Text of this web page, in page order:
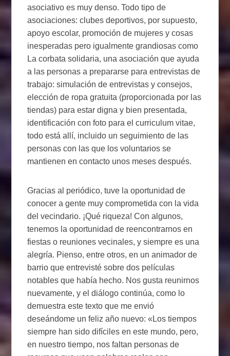
asociativo es muy denso. Todo tipo de
asociaciones: clubes deportivos, por supuesto,
apoyo escolar, promoción de mujeres y cosas
inesperadas pero igualmente grandiosas como
La corbata solidaria, una asociación que ayuda
a las personas a prepararse para entrevistas de
trabajo: simulación de entrevistas y consejos,
elección de ropa gratuita (proporcionada por las
tiendas) para estar digna y bien presentada,
identificación con foto para el curriculum vitae,
todo está allí, incluido un seguimiento de las
personas con las que los voluntarios se
mantienen en contacto unos meses después.
Gracias al periódico, tuve la oportunidad de
conocer a gente muy comprometida con la vida
del vecindario. ¡Qué riqueza! Con algunos,
tenemos la oportunidad de reencontrarnos en
fiestas o reuniones vecinales, y siempre es una
alegría. Pienso, entre otros, en un animador de
barrio que entrevisté sobre dos películas
notables que había hecho. Nos gusta reunirnos
nuevamente, y el diálogo continúa, como lo
demuestra este texto que me envió
deseándome un feliz año nuevo: «Los tiempos
siempre han sido difíciles en este mundo, pero,
en nuestro tiempo, nos faltan personas de